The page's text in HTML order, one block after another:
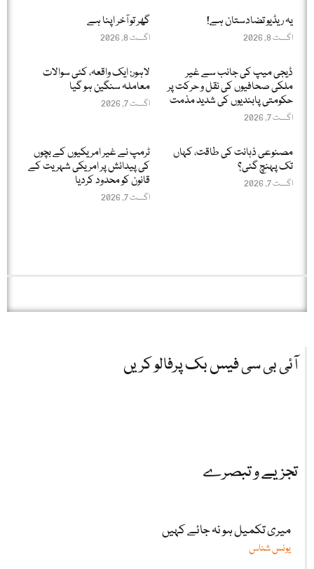
یہ ریڈیو تضادستان ہے!
اگست 8, 2026
گھر تو آخر اپنا ہے
اگست 8, 2026
ڈیجی میپ کی جانب سے غیر
ملکی صحافیوں کی نقل و حرکت پر
حکومتی پابندیوں کی شدید مذمت
اگست 7, 2026
لاہور: ایک واقعہ، کئی سوالات
معاملہ سنگین ہو گیا
اگست 7, 2026
مصنوعی ذہانت کی طاقت، کہاں
تک پہنچ گئی؟
اگست 7, 2026
ٹرمپ نے غیر امریکیوں کے بچوں
کی پیدائش پر امریکی شہریت کے
قانون کو محدود کردیا
اگست 7, 2026
آئی بی سی فیس بک پرفالو کریں
تجزیے و تبصرے
میری تکمیل ہو نہ جائے کہیں
یونس شناس